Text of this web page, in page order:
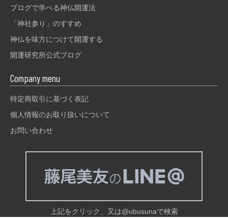
ブログで学べる神仏開運法
「神社参り」のすすめ
神仏を味方につけて開運する
開運研究所公式ブログ
Company menu
特定商取引に基づく表記
個人情報のお取り扱いについて
お問い合わせ
上記をクリック、又は@ubusunaで検索